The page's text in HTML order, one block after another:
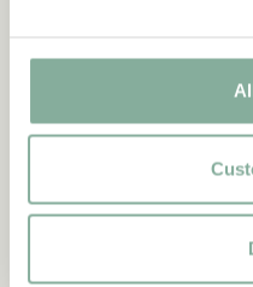
PIPPI